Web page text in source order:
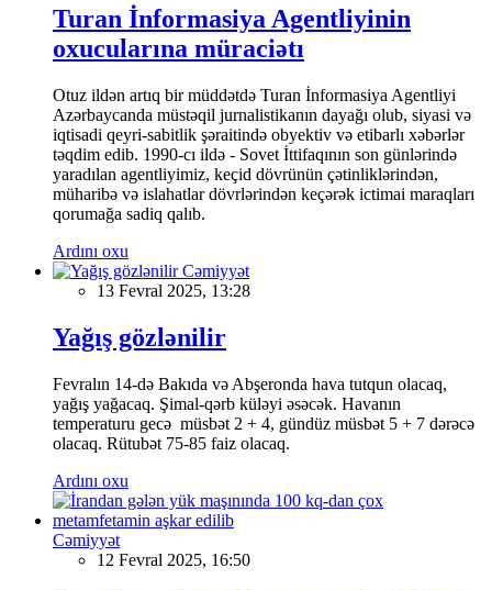
Turan İnformasiya Agentliyinin
oxucularına müraciətı
Otuz ildən artıq bir müddətdə Turan İnformasiya Agentliyi
Azərbaycanda müstəqil jurnalistikanın dayağı olub, siyasi və
iqtisadi qeyri-sabitlik şəraitində obyektiv və etibarlı xəbərlər
təqdim edib. 1990-cı ildə - Sovet İttifaqının son günlərində
yaradılan agentliyimiz, keçid dövrünün çətinliklərindən,
müharibə və islahatlar dövrlərindən keçərək ictimai maraqları
qorumağa sadiq qalıb.
Ardını oxu
Cəmiyyət
13 Fevral 2025, 13:28
Yağış gözlənilir
Fevralın 14-də Bakıda və Abşeronda hava tutqun olacaq,
yağış yağacaq. Şimal-qərb küləyi əsəcək. Havanın
temperaturu gecə müsbət 2 + 4, gündüz müsbət 5 + 7 dərəcə
olacaq. Rütubət 75-85 faiz olacaq.
Ardını oxu
Cəmiyyət
12 Fevral 2025, 16:50